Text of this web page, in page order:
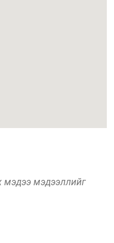
мэдээ мэдээллийг